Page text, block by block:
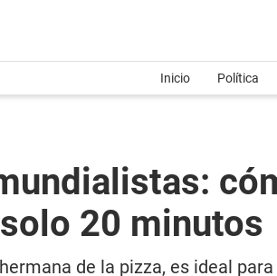
Inicio Política
20 minutos
de la pizza, es ideal